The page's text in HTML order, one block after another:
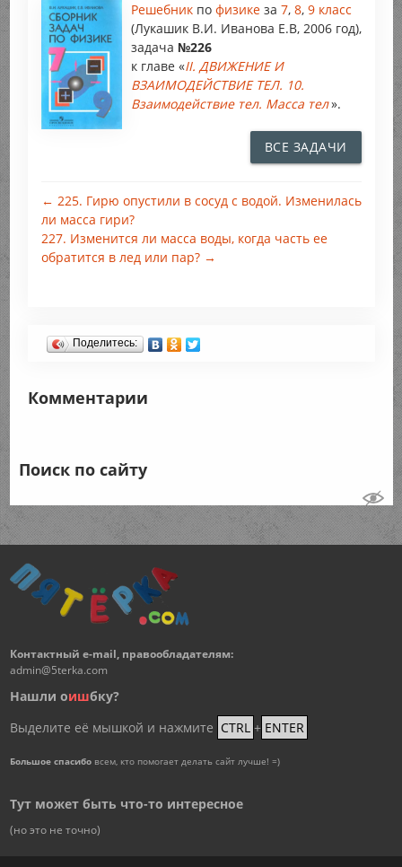
Решебник по физике за 7, 8, 9 класс
(Лукашик В.И. Иванова Е.В, 2006 год),
задача №226
к главе «II. ДВИЖЕНИЕ И
ВЗАИМОДЕЙСТВИЕ ТЕЛ. 10.
Взаимодействие тел. Масса тел».
ВСЕ ЗАДАЧИ
← 225. Гирю опустили в сосуд с водой. Изменилась
ли масса гири?
227. Изменится ли масса воды, когда часть ее
обратится в лед или пар? →
Поделитесь:
Комментарии
Поиск по сайту
Контактный e-mail, правообладателям:
admin@5terka.com
Нашли оишбку?
Выделите её мышкой и нажмите CTRL + ENTER
Большое спасибовсем, кто помогает делать сайт лучше! =)
Тут может быть что-то интересное
(но это не точно)